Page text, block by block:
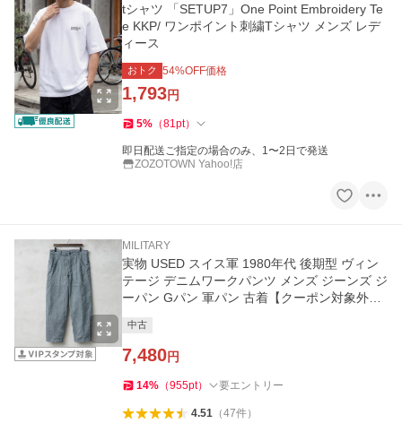
tシャツ 「SETUP7」One Point Embroidery Te
e KKP/ ワンポイント刺繍Tシャツ メンズ レデ
ィース
おトク 54%OFF価格
1,793円
5% （81pt）
即日配送ご指定の場合のみ、1〜2日で発送
ZOZOTOWN Yahoo!店
MILITARY
実物 USED スイス軍 1980年代 後期型 ヴィン
テージ デニムワークパンツ メンズ ジーンズ ジ
ーパン Gパン 軍パン 古着【クーポン対象外】
中古
7,480円
14% （955pt） 要エントリー
4.51（47件）